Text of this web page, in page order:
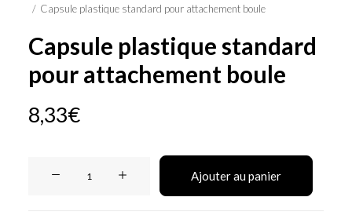
Capsule plastique standard pour attachement boule
Capsule plastique standard
pour attachement boule
8,33€
Ajouter au panier